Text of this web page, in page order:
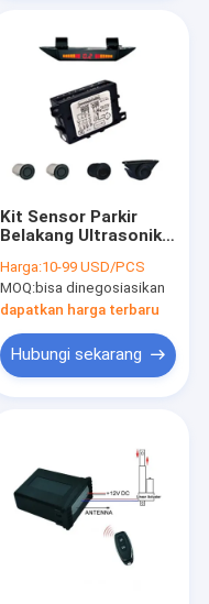
Kit Sensor Parkir
Belakang Ultrasonik
Penghindaran
Tabrakan 2,5m
Harga:10-99 USD/PCS
MOQ:bisa dinegosiasikan
dapatkan harga terbaru
Hubungi sekarang